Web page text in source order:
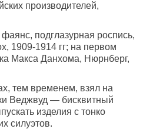
производителей,
подглазурная роспись,
1909-1914 гг; на первом
Макса Данхома, Нюрнберг,
тем временем, взял на
Веджвуд — бисквитный
изделия с тонко
силуэтов.